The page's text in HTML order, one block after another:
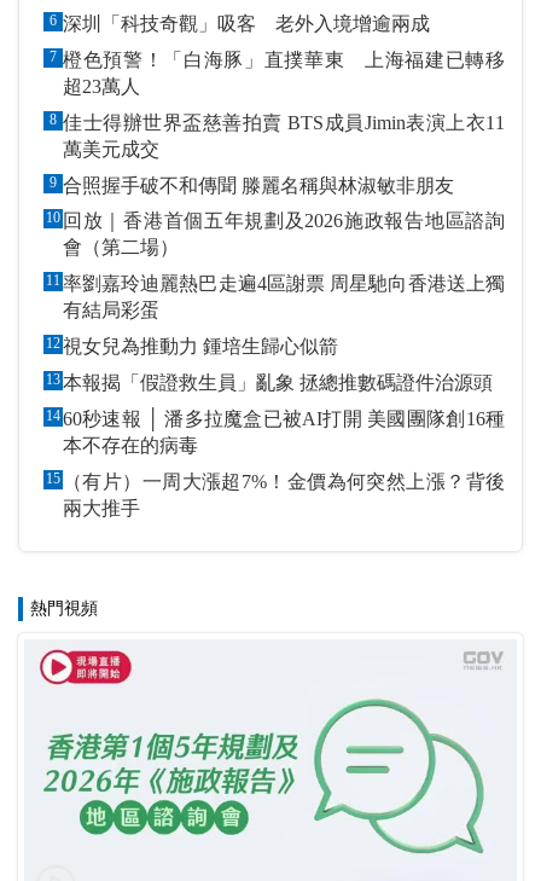
6 深圳「科技奇觀」吸客 老外入境增逾兩成
7 橙色預警！「白海豚」直撲華東 上海福建已轉移
超23萬人
8 佳士得辦世界盃慈善拍賣 BTS成員Jimin表演上衣11
萬美元成交
9 合照握手破不和傳聞 滕麗名稱與林淑敏非朋友
10 回放｜香港首個五年規劃及2026施政報告地區諮詢
會（第二場）
11率劉嘉玲迪麗熱巴走遍4區謝票 周星馳向香港送上獨
有結局彩蛋
12 視女兒為推動力 鍾培生歸心似箭
13 本報揭「假證救生員」亂象 拯總推數碼證件治源頭
1460秒速報 │ 潘多拉魔盒已被AI打開 美國團隊創16種
本不存在的病毒
15
（有片）一周大漲超7%！金價為何突然上漲？背後
兩大推手
熱門視頻